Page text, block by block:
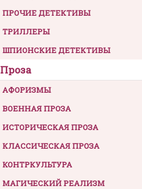
ПРОЧИЕ ДЕТЕКТИВЫ
ТРИЛЛЕРЫ
ШПИОНСКИЕ ДЕТЕКТИВЫ
Проза
АФОРИЗМЫ
ВОЕННАЯ ПРОЗА
ИСТОРИЧЕСКАЯ ПРОЗА
КЛАССИЧЕСКАЯ ПРОЗА
КОНТРКУЛЬТУРА
МАГИЧЕСКИЙ РЕАЛИЗМ